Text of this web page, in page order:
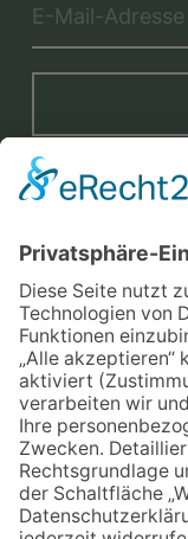
Mit der Eintragung in
Datenschutzerklärung